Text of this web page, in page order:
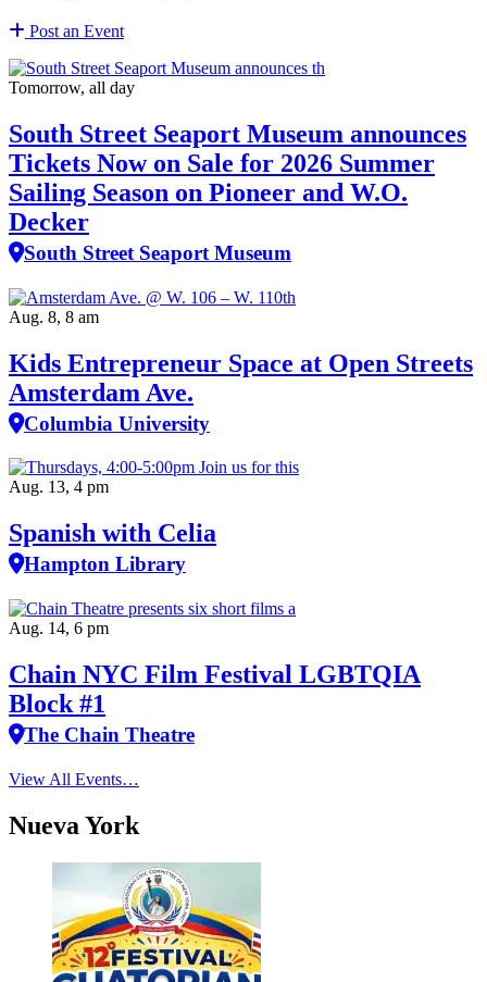
Post an Event
Tomorrow, all day
South Street Seaport Museum announces
Tickets Now on Sale for 2026 Summer
Sailing Season on Pioneer and W.O.
Decker
South Street Seaport Museum
Aug. 8, 8 am
Kids Entrepreneur Space at Open Streets
Amsterdam Ave.
Columbia University
Aug. 13, 4 pm
Spanish with Celia
Hampton Library
Aug. 14, 6 pm
Chain NYC Film Festival LGBTQIA
Block #1
The Chain Theatre
View All Events…
Nueva York